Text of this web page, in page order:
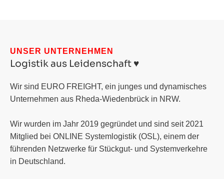
UNSER UNTERNEHMEN
Logistik aus Leidenschaft ♥️
Wir sind EURO FREIGHT, ein junges und dynamisches
Unternehmen aus Rheda-Wiedenbrück in NRW.
Wir wurden im Jahr 2019 gegründet und sind seit 2021
Mitglied bei ONLINE Systemlogistik (OSL), einem der
führenden Netzwerke für Stückgut- und Systemverkehre
in Deutschland.